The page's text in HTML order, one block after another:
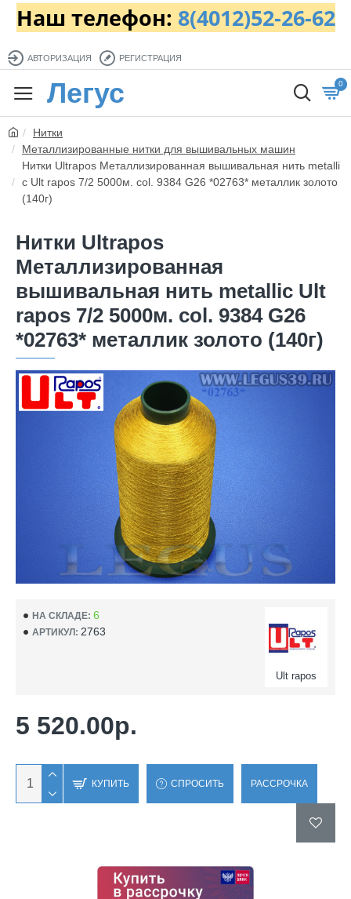
Наш телефон: 8(4012)52-26-62
АВТОРИЗАЦИЯ РЕГИСТРАЦИЯ
Легус 0
Нитки
Металлизированные нитки для вышивальных машин
Нитки Ultrapos Металлизированная вышивальная нить metalli
c Ult rapos 7/2 5000м. col. 9384 G26 *02763* металлик золото
(140г)
Нитки Ultrapos
Металлизированная
вышивальная нить metallic Ult
rapos 7/2 5000м. col. 9384 G26
*02763* металлик золото (140г)
НА СКЛАДЕ: 6
АРТИКУЛ: 2763
Ult rapos
5 520.00р.
КУПИТЬ СПРОСИТЬ РАССРОЧКА